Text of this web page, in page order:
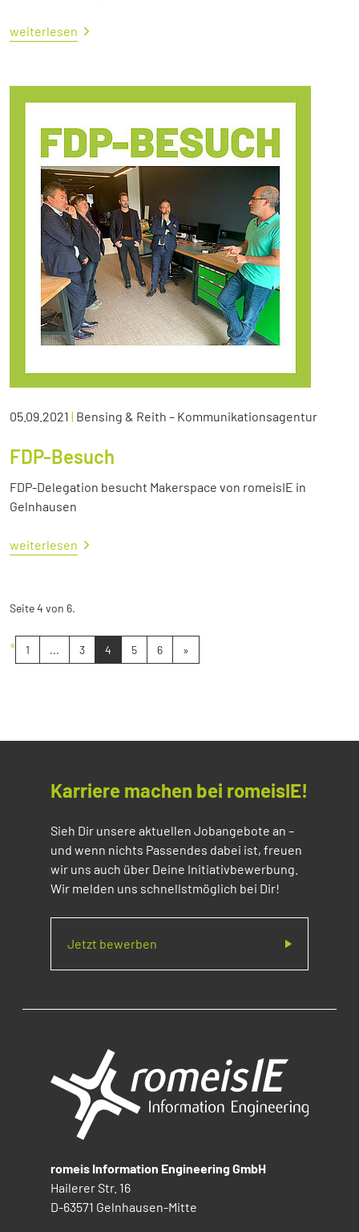
weiterlesen
05.09.2021 | Bensing & Reith – Kommunikationsagentur
FDP-Besuch
FDP-Delegation besucht Makerspace von romeisIE in
Gelnhausen
weiterlesen
Seite 4 von 6.
« 1 ... 3 4 5 6 »
Karriere machen bei romeisIE!
Sieh Dir unsere aktuellen Jobangebote an –
und wenn nichts Passendes dabei ist, freuen
wir uns auch über Deine Initiativbewerbung.
Wir melden uns schnellstmöglich bei Dir!
Jetzt bewerben
romeis Information Engineering GmbH
Hailerer Str. 16
D-63571 Gelnhausen-Mitte